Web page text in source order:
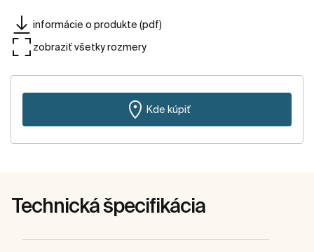
informácie o produkte (pdf)
zobraziť všetky rozmery
Kde kúpiť
Technická špecifikácia